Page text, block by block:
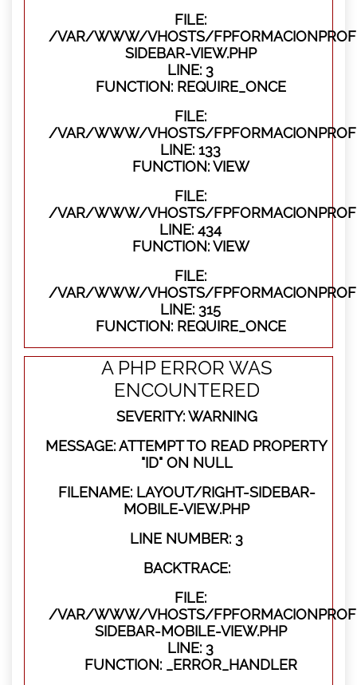
FILE:
/VAR/WWW/VHOSTS/
SIDEBAR-VIEW.PHP
LINE: 3
FUNCTION: REQUIRE_ONCE
FILE:
/VAR/WWW/VHOSTS/
LINE: 133
FUNCTION: VIEW
FILE:
/VAR/WWW/VHOSTS/
LINE: 434
FUNCTION: VIEW
FILE:
/VAR/WWW/VHOSTS/
LINE: 315
FUNCTION: REQUIRE_ONCE
A PHP ERROR WAS
ENCOUNTERED
SEVERITY: WARNING
MESSAGE: ATTEMPT TO READ PROPERTY
"ID" ON NULL
FILENAME: LAYOUT/RIGHT-SIDEBAR-
MOBILE-VIEW.PHP
LINE NUMBER: 3
BACKTRACE:
FILE:
/VAR/WWW/VHOSTS/
SIDEBAR-MOBILE-VIEW.PHP
LINE: 3
FUNCTION: _ERROR_HANDLER